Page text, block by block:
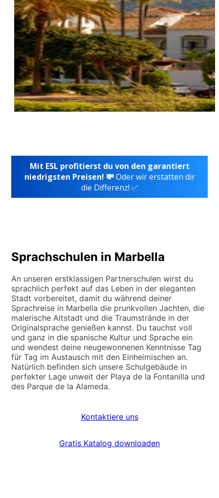
Mit ESL profitierst du von den garantiert
niedrigsten Preisen! 💸Oder wir erstatten dir
die Differenz! ✅
Sprachschulen in Marbella
An unseren erstklassigen Partnerschulen wirst du
sprachlich perfekt auf das Leben in der eleganten
Stadt vorbereitet, damit du während deiner
Sprachreise in Marbella die prunkvollen Jachten, die
malerische Altstadt und die Traumstrände in der
Originalsprache genießen kannst. Du tauchst voll
und ganz in die spanische Kultur und Sprache ein
und wendest deine neugewonnenen Kenntnisse Tag
für Tag im Austausch mit den Einheimischen an.
Natürlich befinden sich unsere Schulgebäude in
perfekter Lage unweit der Playa de la Fontanilla und
des Parque de la Alameda.
Kontaktiere uns
Gratis Katalog downloaden